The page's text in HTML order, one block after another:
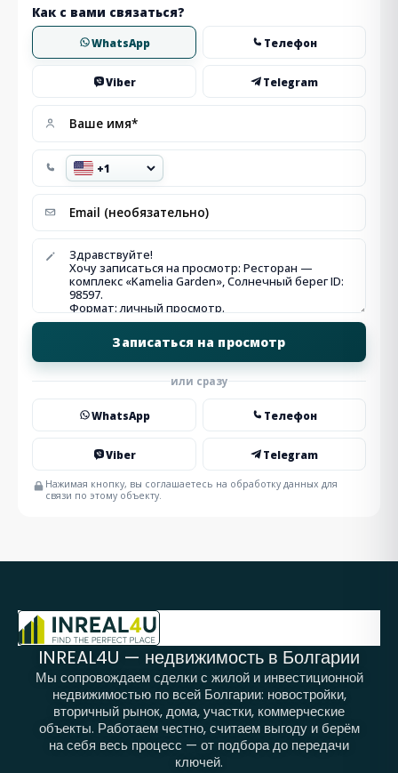
Как с вами связаться?
WhatsApp Телефон
Viber Telegram
или сразу
WhatsApp Телефон
Viber Telegram
Нажимая кнопку, вы соглашаетесь на обработку данных для
связи по этому объекту.
INREAL4U — недвижимость в Болгарии
Мы сопровождаем сделки с жилой и инвестиционной
недвижимостью по всей Болгарии: новостройки,
вторичный рынок, дома, участки, коммерческие
объекты. Работаем честно, считаем выгоду и берём
на себя весь процесс — от подбора до передачи
ключей.